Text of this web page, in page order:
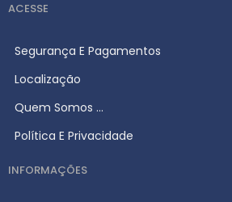
ACESSE
Segurança E Pagamentos
Localização
Quem Somos ...
Política E Privacidade
INFORMAÇÕES